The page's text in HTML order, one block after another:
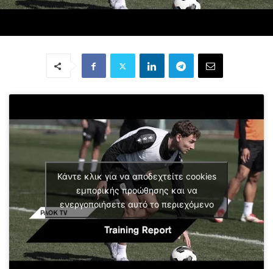
Κάντε κλικ για να αποδεχτείτε cookies
εμπορικής προώθησης και να
ενεργοποιήσετε αυτό το περιεχόμενο